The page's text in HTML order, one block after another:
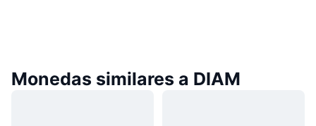
Monedas similares a DIAM